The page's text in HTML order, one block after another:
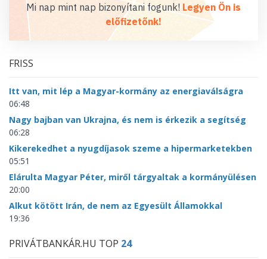
Mi nap mint nap bizonyítani fogunk! Legyen Ön is
előfizetőnk!
FRISS
Itt van, mit lép a Magyar-kormány az energiaválságra
06:48
Nagy bajban van Ukrajna, és nem is érkezik a segítség
06:28
Kikerekedhet a nyugdíjasok szeme a hipermarketekben
05:51
Elárulta Magyar Péter, miről tárgyaltak a kormányülésen
20:00
Alkut kötött Irán, de nem az Egyesült Államokkal
19:36
PRIVÁTBANKÁR.HU TOP 24